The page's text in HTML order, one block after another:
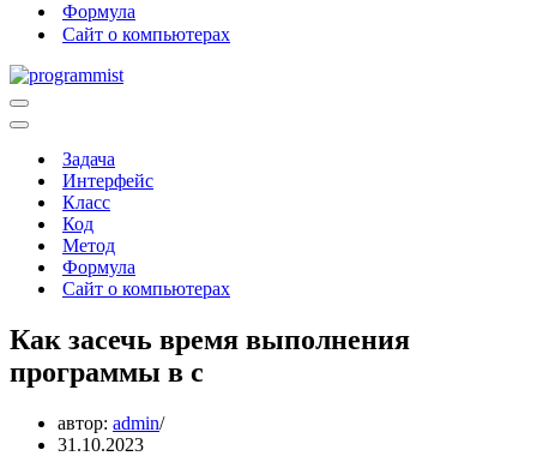
Формула
Сайт о компьютерах
Меню
навигации
Меню
навигацииЗадача
Интерфейс
Класс
Код
Метод
Формула
Сайт о компьютерах
Как засечь время выполнения
программы в c
автор: admin
31.10.2023